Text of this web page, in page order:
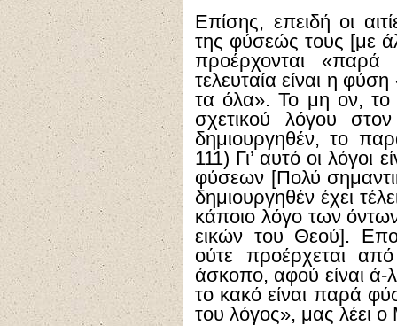
Επίσης, επειδή οι
της φύσεώς τους [με
προέρχονται
τελευταία είναι η
τα όλα». Το μη ον, το
σχετικού λόγου
δημιουργηθέν, το
111) Γι’ αυτό οι λόγοι
φύσεων [Πολύ
δημιουργηθέν έχει
κάποιο λόγο των
εικών του Θεού].
ούτε προέρχεται
άσκοπο, αφού είναι ά-
το κακό είναι παρά
του λόγος», μας λέει ο